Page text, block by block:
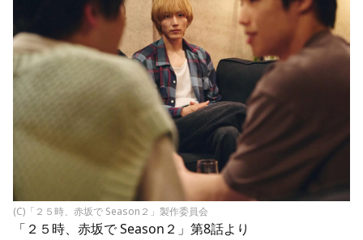
(C)「２５時、赤坂で Season２」製作委員会
「２５時、赤坂で Season２」第8話より